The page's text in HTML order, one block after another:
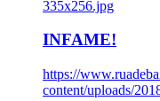
335x256.jpg
INFAME!
https://
content/uploads/